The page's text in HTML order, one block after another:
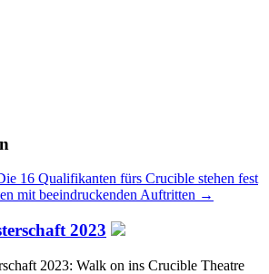
16 Qualifikanten fürs Crucible stehen fest
mit beeindruckenden Auftritten →
2023